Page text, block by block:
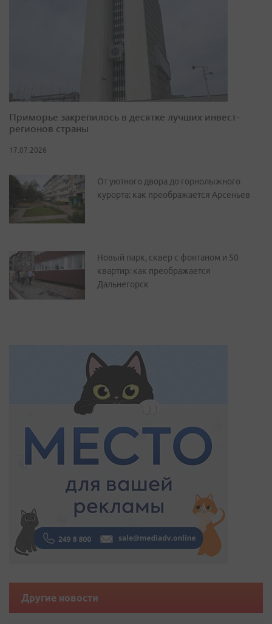
Приморье закрепилось в десятке лучших инвест-
регионов страны
17.07.2026
От уютного двора до горнолыжного
курорта: как преображается Арсеньев
Новый парк, сквер с фонтаном и 50
квартир: как преображается
Дальнегорск
Другие новости